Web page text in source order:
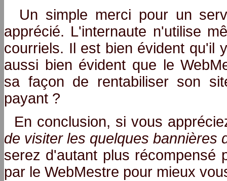
Un simple merci pour un
apprécié. L'internaute n'utilise
courriels. Il est bien évident qu'il
aussi bien évident que le
sa façon de rentabiliser son
payant ?
En conclusion, si vous
de visiter les quelques bannières
serez d'autant plus récompensé
par le WebMestre pour mieux